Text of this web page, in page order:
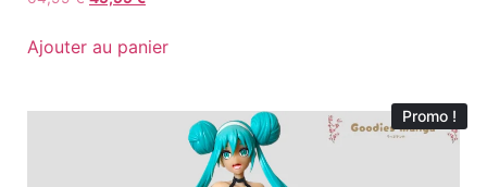
Ajouter au panier
Promo !